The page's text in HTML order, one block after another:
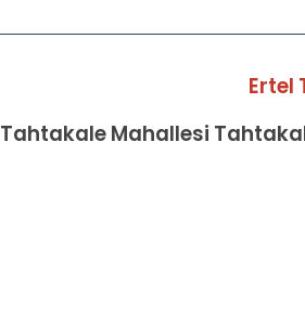
Ertel
Tahtakale Mahallesi